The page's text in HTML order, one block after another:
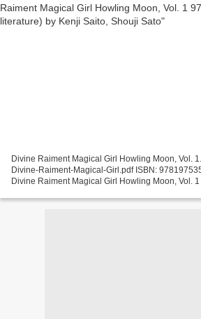
Divine Raiment Magical Girl Howling Moon, Vol.
Divine-Raiment-Magical-Girl.pdf ISBN:
Divine Raiment Magical Girl Howling Moon, Vol.